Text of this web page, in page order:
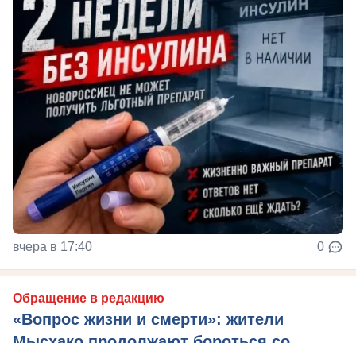
вчера в 17:40 0
Обращение в редакцию
«Вопрос жизни и смерти»: жители